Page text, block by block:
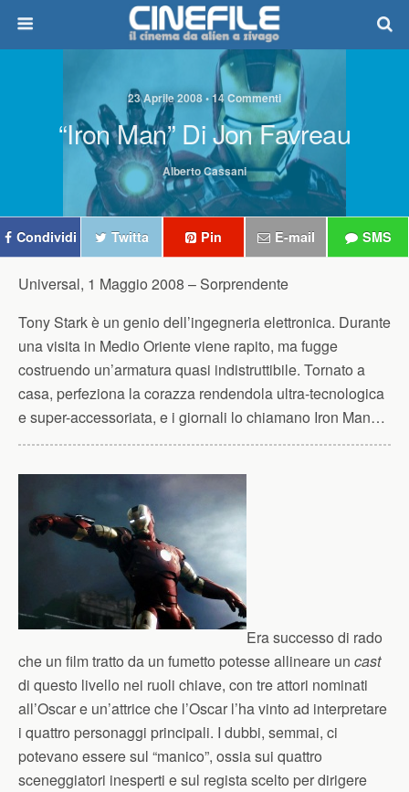
23 Aprile 2008 • 14 Commenti
“Iron Man” Di Jon Favreau
Alberto Cassani
Condividi Twitta Pin E-mail SMS
Universal, 1 Maggio 2008 – Sorprendente
Tony Stark è un genio dell’ingegneria elettronica. Durante
una visita in Medio Oriente viene rapito, ma fugge
costruendo un’armatura quasi indistruttibile. Tornato a
casa, perfeziona la corazza rendendola ultra-tecnologica
e super-accessoriata, e i giornali lo chiamano Iron Man…
Era successo di rado
che un film tratto da un fumetto potesse allineare un cast
di questo livello nei ruoli chiave, con tre attori nominati
all’Oscar e un’attrice che l’Oscar l’ha vinto ad interpretare
i quattro personaggi principali. I dubbi, semmai, ci
potevano essere sul “manico”, ossia sui quattro
sceneggiatori inesperti e sul regista scelto per dirigere